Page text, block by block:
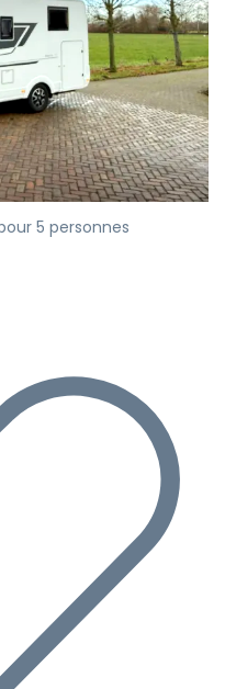
5 personnes